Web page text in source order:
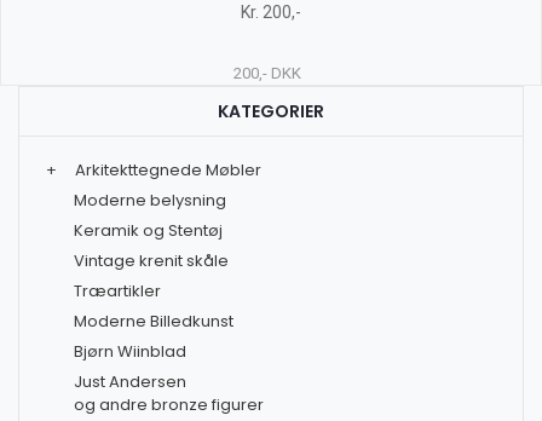
Kr. 200,-
200,- DKK
KATEGORIER
+
Arkitekttegnede Møbler
Moderne belysning
Keramik og Stentøj
Vintage krenit skåle
Træartikler
Moderne Billedkunst
Bjørn Wiinblad
Just Andersen
og andre bronze figurer